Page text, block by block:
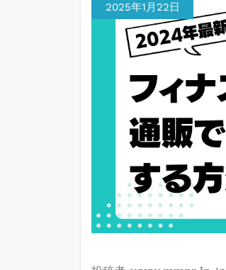
2025年1月22日